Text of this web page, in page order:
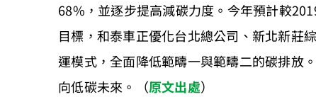
68%，並逐步提高減碳力度。今年預計較
目標，和泰車正優化台北總公司、新北新莊
運模式，全面降低範疇一與範疇二的碳排放
向低碳未來。（原文出處）